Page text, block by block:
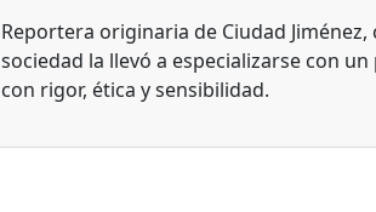
Reportera originaria de Ciudad
sociedad la llevó a especializarse con
con rigor, ética y sensibilidad.